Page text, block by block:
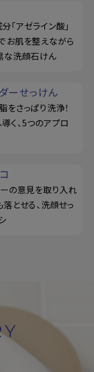
「アゼライン酸」
お肌を整えながら
な洗顔石けん
ーせっけん
をさっぱり洗浄！
く、5つのアプロ
の意見を取り入れ
とせる、洗顔せっ